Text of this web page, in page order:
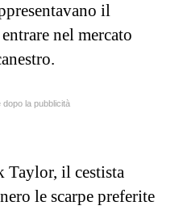
il
nel mercato
la pubblicità
Taylor, il cestista
le scarpe preferite